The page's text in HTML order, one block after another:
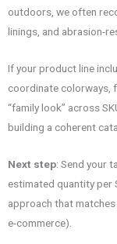
outdoors, we often
linings, and abrasion-
If your product line
coordinate colorways,
“family look” across
building a coherent
Next step: Send your
estimated quantity per
approach that
e-commerce).